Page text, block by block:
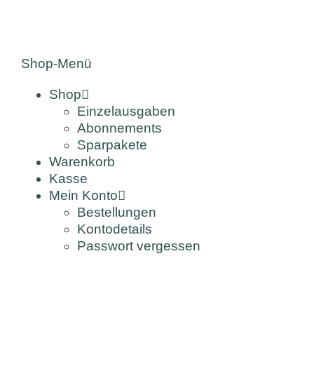
Shop-Menü
Shop
Einzelausgaben
Abonnements
Sparpakete
Warenkorb
Kasse
Mein Konto
Bestellungen
Kontodetails
Passwort vergessen